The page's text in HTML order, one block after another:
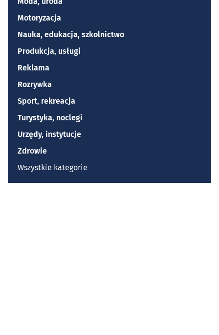
Motoryzacja
Nauka, edukacja, szkolnictwo
Produkcja, usługi
Reklama
Rozrywka
Sport, rekreacja
Turystyka, noclegi
Urzędy, instytucje
Zdrowie
Wszystkie kategorie